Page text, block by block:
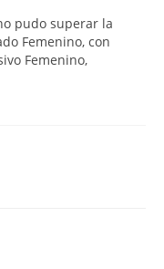
pudo superar la
Femenino, con
Femenino,